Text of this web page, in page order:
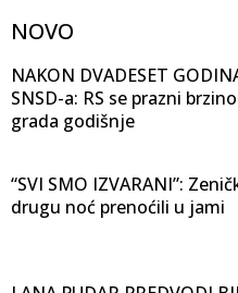
NOVO
NAKON DVADESET
SNSD-a: RS se prazni
grada godišnje
“SVI SMO IZVARANI”:
drugu noć prenoćili u jami